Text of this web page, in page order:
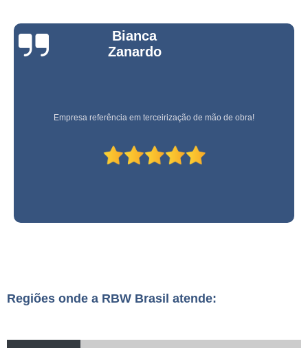
Bianca
Zanardo
Empresa referência em terceirização de mão de obra!
Regiões onde a RBW Brasil atende: